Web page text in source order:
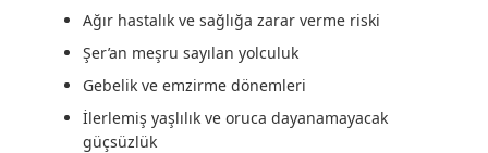
Ağır hastalık ve sağlığa zarar verme riski
Şer’an meşru sayılan yolculuk
Gebelik ve emzirme dönemleri
İlerlemiş yaşlılık ve oruca dayanamayacak
güçsüzlük